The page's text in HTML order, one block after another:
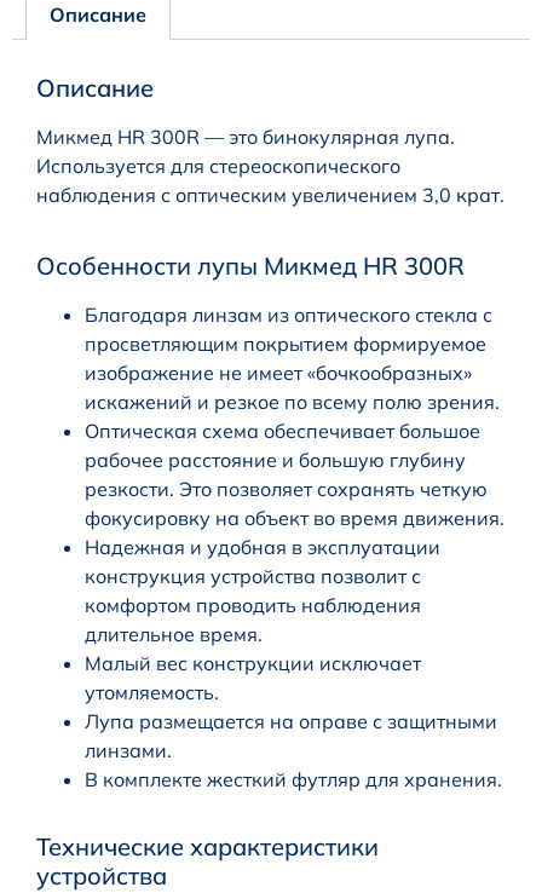
Описание
Описание
Микмед HR 300R — это бинокулярная лупа.
Используется для стереоскопического
наблюдения с оптическим увеличением 3,0 крат.
Особенности лупы Микмед HR 300R
Благодаря линзам из оптического стекла с
просветляющим покрытием формируемое
изображение не имеет «бочкообразных»
искажений и резкое по всему полю зрения.
Оптическая схема обеспечивает большое
рабочее расстояние и большую глубину
резкости. Это позволяет сохранять четкую
фокусировку на объект во время движения.
Надежная и удобная в эксплуатации
конструкция устройства позволит с
комфортом проводить наблюдения
длительное время.
Малый вес конструкции исключает
утомляемость.
Лупа размещается на оправе с защитными
линзами.
В комплекте жесткий футляр для хранения.
Технические характеристики
устройства